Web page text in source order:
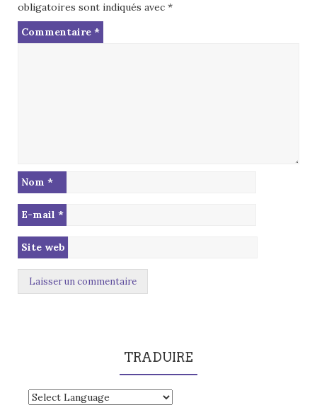
obligatoires sont indiqués avec *
Commentaire *
Nom *
E-mail *
Site web
TRADUIRE